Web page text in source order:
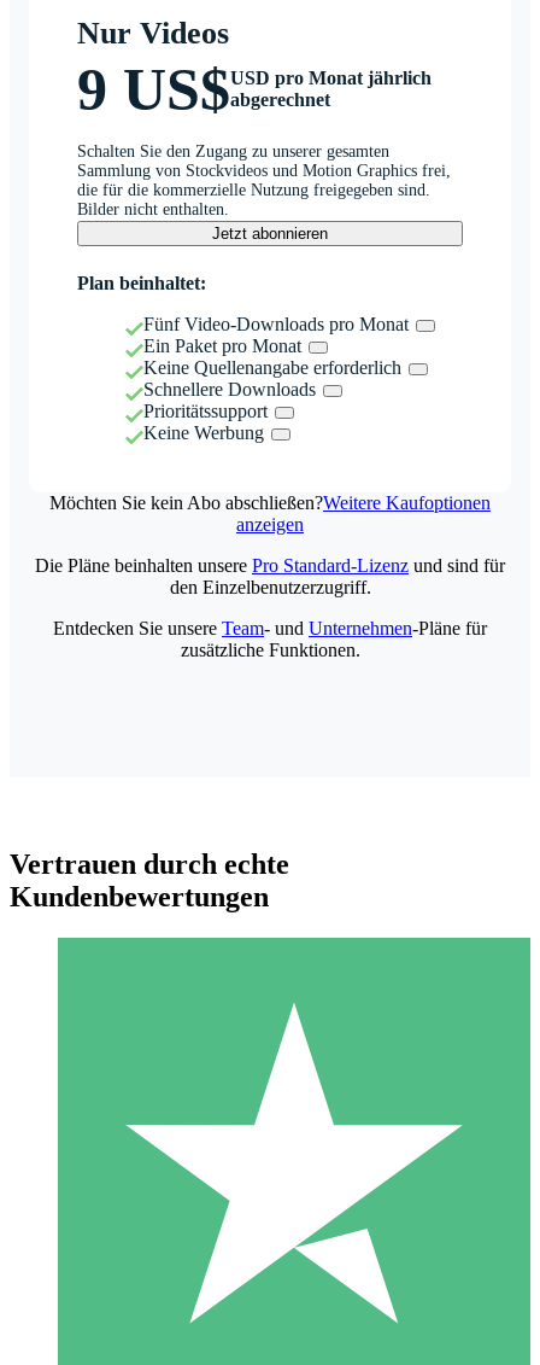
Nur Videos
9 US$USD pro Monat jährlich
abgerechnet
Schalten Sie den Zugang zu unserer gesamten
Sammlung von Stockvideos und Motion Graphics frei,
die für die kommerzielle Nutzung freigegeben sind.
Bilder nicht enthalten.
Jetzt abonnieren
Plan beinhaltet:
Fünf Video-Downloads pro Monat
Ein Paket pro Monat
Keine Quellenangabe erforderlich
Schnellere Downloads
Prioritätssupport
Keine Werbung
Möchten Sie kein Abo abschließen?Weitere Kaufoptionen
anzeigen
Individuelle Credit-Pakete
Zahlen Sie nach Bedarf mit Download-Credits. Keine
monatliche Verpflichtung erforderlich.
10 00
Die Pläne beinhalten unsere Pro Standard-Lizenz und sind für
den Einzelbenutzerzugriff.
Entdecken Sie unsere Team- und Unternehmen-Pläne für
zusätzliche Funktionen.
Vertrauen durch echte
Kundenbewertungen